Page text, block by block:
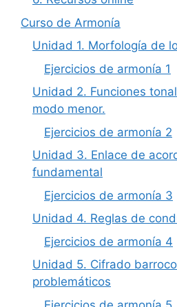
Curso de Armonía
Unidad 1. Morfología de
Ejercicios de armonía 1
Unidad 2. Funciones
modo menor.
Ejercicios de armonía 2
Unidad 3. Enlace de
fundamental
Ejercicios de armonía 3
Unidad 4. Reglas de
Ejercicios de armonía 4
Unidad 5. Cifrado
problemáticos